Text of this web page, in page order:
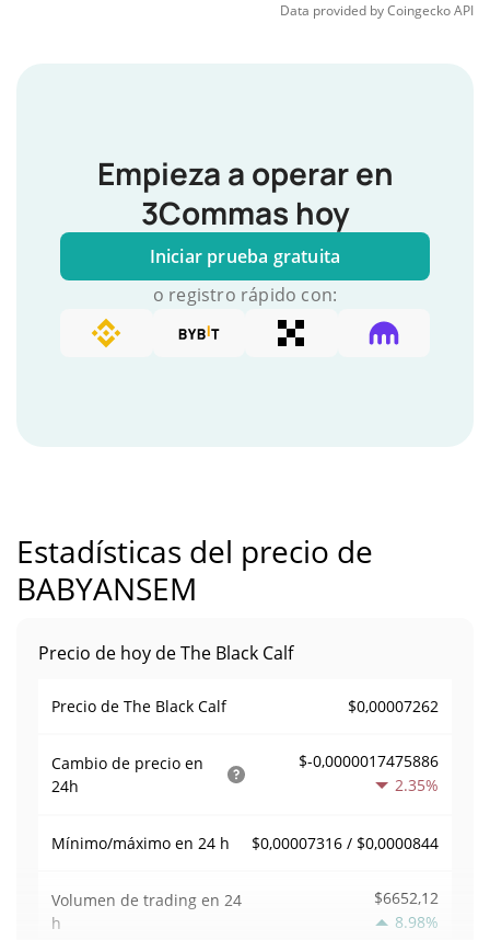
Data provided byCoingeckoAPI
Empieza a operar en
3Commas hoy
Iniciar prueba gratuita
o registro rápido con:
Estadísticas del precio de
BABYANSEM
Precio de hoy de The Black Calf
Precio de The Black Calf $0,00007262
Cambio de precio en
24h
$-0,0000017475886
2.35%
Mínimo/máximo en 24 h $0,00007316 / $0,0000844
Volumen de trading en 24
h
$6652,12
8.98%